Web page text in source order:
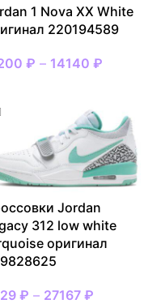
1 Nova XX White
220194589
₽ – 14140 ₽
Jordan
312 low white
оригинал
₽ – 27167 ₽